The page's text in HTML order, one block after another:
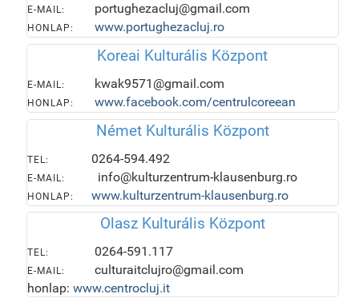
E-MAIL: portughezacluj@gmail.com
HONLAP: www.portughezacluj.ro
Koreai Kulturális Központ
E-MAIL: kwak9571@gmail.com
HONLAP: www.facebook.com/centrulcoreean
Német Kulturális Központ
TEL: 0264-594.492
E-MAIL: info@kulturzentrum-klausenburg.ro
HONLAP: www.kulturzentrum-klausenburg.ro
Olasz Kulturális Központ
TEL: 0264-591.117
E-MAIL:
culturaitclujro@gmail.com
honlap: www.centrocluj.it